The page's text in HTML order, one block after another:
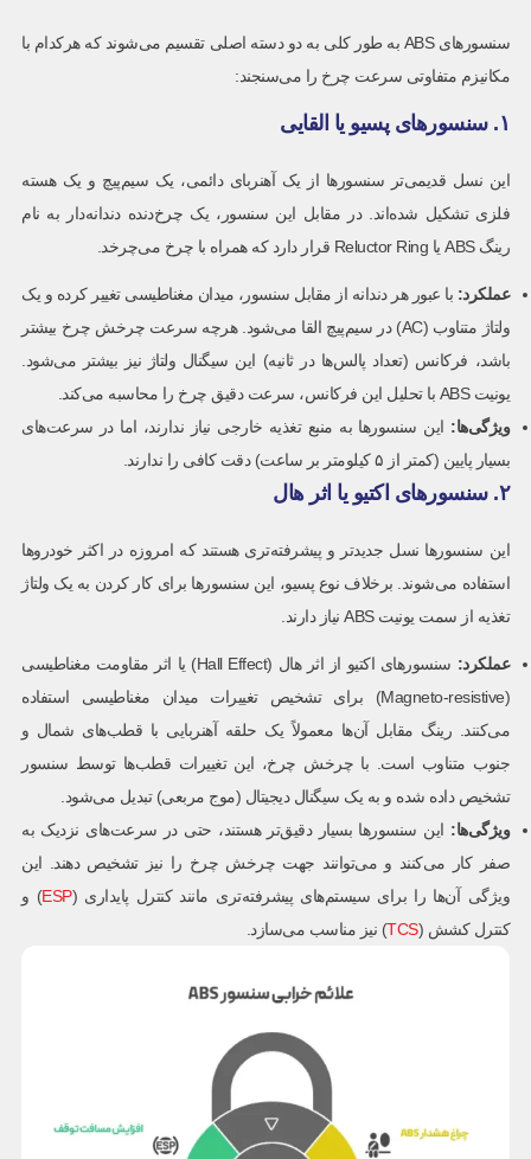
سنسورهای ABS به طور کلی به دو دسته اصلی تقسیم می‌شوند که هرکدام با
مکانیزم متفاوتی سرعت چرخ را می‌سنجند:
۱. سنسورهای پسیو یا القایی
این نسل قدیمی‌تر سنسورها از یک آهنربای دائمی، یک سیم‌پیچ و یک هسته
فلزی تشکیل شده‌اند. در مقابل این سنسور، یک چرخ‌دنده دندانه‌دار به نام
رینگ ABS یا Reluctor Ring قرار دارد که همراه با چرخ می‌چرخد.
عملکرد: با عبور هر دندانه از مقابل سنسور، میدان مغناطیسی تغییر کرده و یک
ولتاژ متناوب (AC) در سیم‌پیچ القا می‌شود. هرچه سرعت چرخش چرخ بیشتر
باشد، فرکانس (تعداد پالس‌ها در ثانیه) این سیگنال ولتاژ نیز بیشتر می‌شود.
یونیت ABS با تحلیل این فرکانس، سرعت دقیق چرخ را محاسبه می‌کند.
ویژگی‌ها: این سنسورها به منبع تغذیه خارجی نیاز ندارند، اما در سرعت‌های
بسیار پایین (کمتر از ۵ کیلومتر بر ساعت) دقت کافی را ندارند.
۲. سنسورهای اکتیو یا اثر هال
این سنسورها نسل جدیدتر و پیشرفته‌تری هستند که امروزه در اکثر خودروها
استفاده می‌شوند. برخلاف نوع پسیو، این سنسورها برای کار کردن به یک ولتاژ
تغذیه از سمت یونیت ABS نیاز دارند.
عملکرد:
سنسورهای اکتیو از اثر هال (Hall Effect) یا اثر مقاومت مغناطیسی
(Magneto-resistive) برای تشخیص تغییرات میدان مغناطیسی استفاده
می‌کنند. رینگ مقابل آن‌ها معمولاً یک حلقه آهنربایی با قطب‌های شمال و
جنوب متناوب است. با چرخش چرخ، این تغییرات قطب‌ها توسط سنسور
تشخیص داده شده و به یک سیگنال دیجیتال (موج مربعی) تبدیل می‌شود.
ویژگی‌ها: این سنسورها بسیار دقیق‌تر هستند، حتی در سرعت‌های نزدیک به
صفر کار می‌کنند و می‌توانند جهت چرخش چرخ را نیز تشخیص دهند. این
ویژگی آن‌ها را برای سیستم‌های پیشرفته‌تری مانند کنترل پایداری (ESP) و
کنترل کشش (TCS) نیز مناسب می‌سازد.